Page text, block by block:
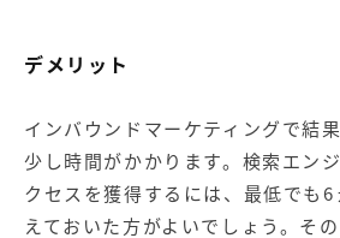
デメリット
インバウンドマーケティングで結
少し時間がかかります。 検索エン
クセスを獲得するには、最低でも
えておいた方がよいでしょう。そ